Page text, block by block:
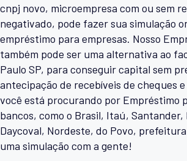
cnpj novo, microempresa com ou sem
negativado, pode fazer sua simulação
empréstimo para empresas. Nosso
também pode ser uma alternativa ao
Paulo SP, para conseguir capital sem
antecipação de recebíveis de cheques
você está procurando por Empréstimo
bancos, como o Brasil, Itaú, Santander,
Daycoval, Nordeste, do Povo,
uma simulação com a gente!